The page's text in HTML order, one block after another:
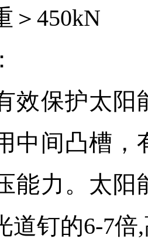
＞450kN
效保护太阳
中间凸槽，
能力。太阳
道钉的6-7倍